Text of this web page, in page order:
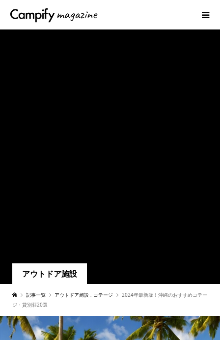
アウトドア施設
記事一覧 アウトドア施設 , コテージ
2024年最新版！沖縄のおすすめコテー
ジ・貸別荘20選